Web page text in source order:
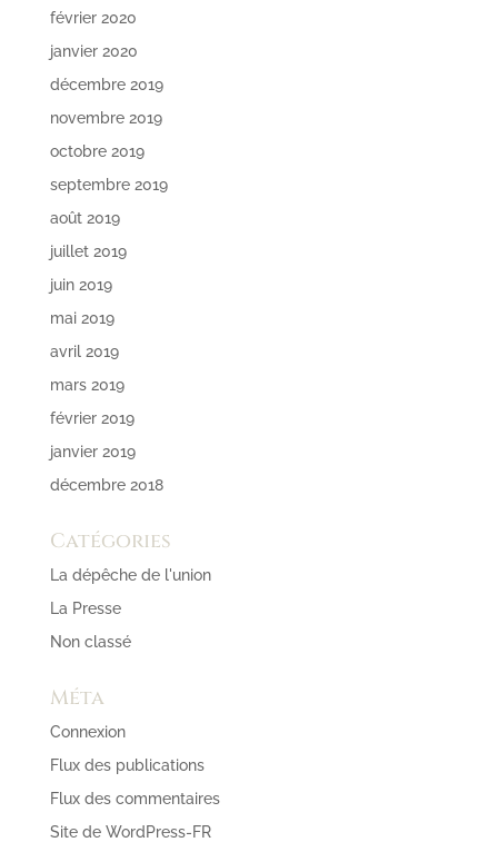
février 2020
janvier 2020
décembre 2019
novembre 2019
octobre 2019
septembre 2019
août 2019
juillet 2019
juin 2019
mai 2019
avril 2019
mars 2019
février 2019
janvier 2019
décembre 2018
Catégories
La dépêche de l'union
La Presse
Non classé
Méta
Connexion
Flux des publications
Flux des commentaires
Site de WordPress-FR